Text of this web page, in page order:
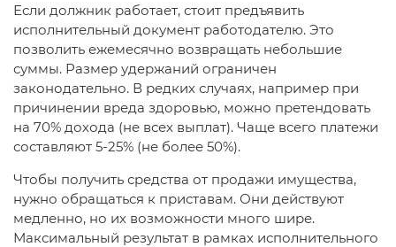
Если должник работает, стоит предъявить
исполнительный документ работодателю. Это
позволить ежемесячно возвращать небольшие
суммы. Размер удержаний ограничен
законодательно. В редких случаях, например при
причинении вреда здоровью, можно претендовать
на 70% дохода (не всех выплат). Чаще всего платежи
составляют 5-25% (не более 50%).
Чтобы получить средства от продажи имущества,
нужно обращаться к приставам. Они действуют
медленно, но их возможности много шире.
Максимальный результат в рамках исполнительного